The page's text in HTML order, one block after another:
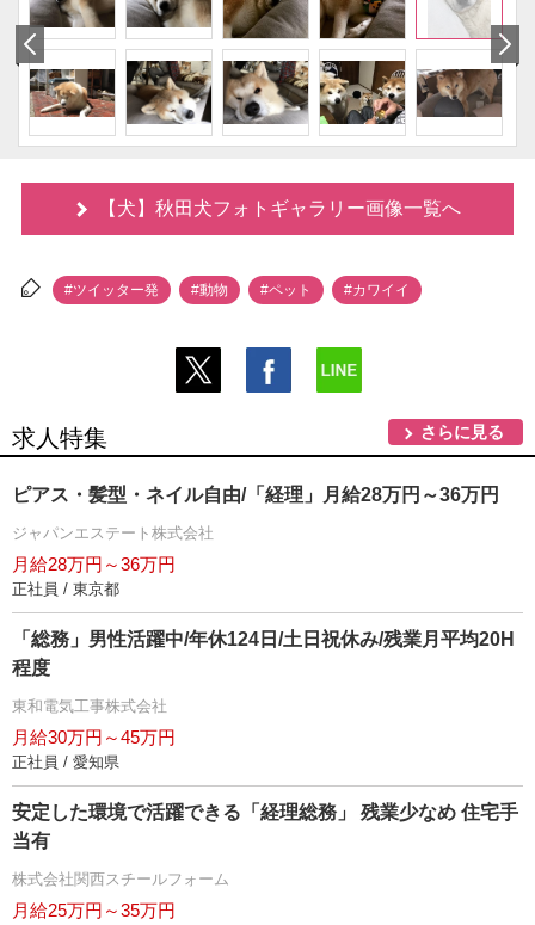
【犬】秋田犬フォトギャラリー画像一覧へ
#ツイッター発 #動物 #ペット #カワイイ
求人特集 さらに見る
ピアス・髪型・ネイル自由/「経理」月給28万円～36万円
ジャパンエステート株式会社
月給28万円～36万円
正社員 / 東京都
「総務」男性活躍中/年休124日/土日祝休み/残業月平均20H
程度
東和電気工事株式会社
月給30万円～45万円
正社員 / 愛知県
安定した環境で活躍できる「経理総務」 残業少なめ 住宅手
当有
株式会社関西スチールフォーム
月給25万円～35万円